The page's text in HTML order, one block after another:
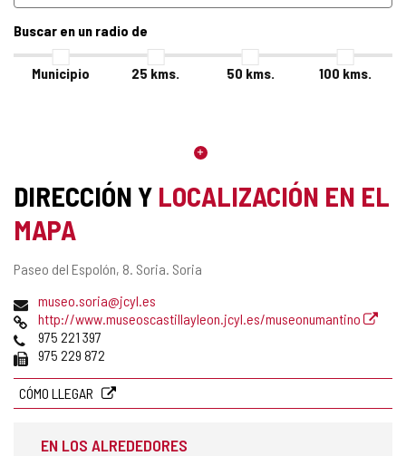
Buscar en un radio de
Municipio 25 kms. 50 kms. 100 kms.
DIRECCIÓN Y LOCALIZACIÓN EN EL
MAPA
Dirección
Paseo del Espolón, 8. Soria. Soria
Dirección
de
correo
electrónico
museo.soria@jcyl.es
Página
Web
http://www.museoscastillayleon.jcyl.es/museonumantino
Teléfonos
975 221 397
Fax 975 229 872
CÓMO LLEGAR
EN LOS ALREDEDORES